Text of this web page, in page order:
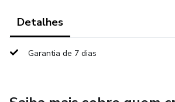
entender os medos e ansiedades de
necessário para que se sintam seguros
Detalhes
Garantia de 7 dias